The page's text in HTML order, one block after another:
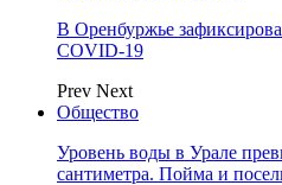
В Оренбуржье
COVID-19
Prev Next
Общество
Уровень воды в Урале
сантиметра. Пойма и